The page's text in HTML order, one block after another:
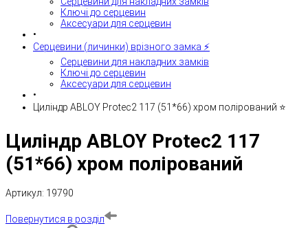
Ключі до серцевин
Аксесуари для серцевин
•
Серцевини (личинки) врізного замка ⚡️
Серцевини для накладних замків
Ключі до серцевин
Аксесуари для серцевин
•
Циліндр ABLOY Protec2 117 (51*66) хром полірований ⭐
Циліндр ABLOY Protec2 117
(51*66) хром полірований
Артикул: 19790
Повернутися в розділ